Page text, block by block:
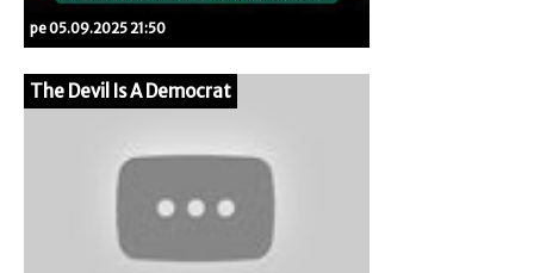
pe 05.09.2025 21:50
The Devil Is A Democrat